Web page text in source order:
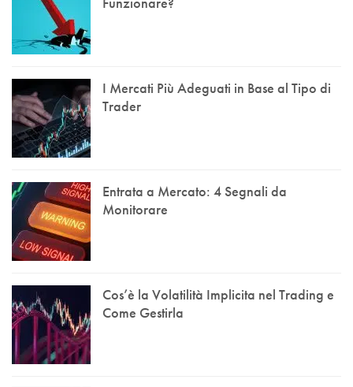
I Mercati Più Adeguati in Base al Tipo di
Trader
Entrata a Mercato: 4 Segnali da
Monitorare
Cos’è la Volatilità Implicita nel Trading e
Come Gestirla